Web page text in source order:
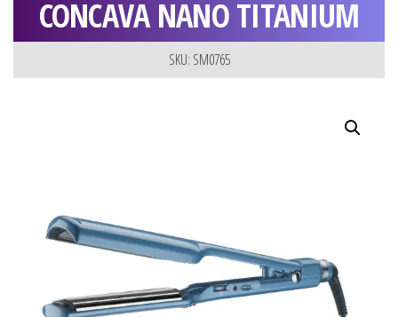
CONCAVA NANO TITANIUM
SKU: SM0765